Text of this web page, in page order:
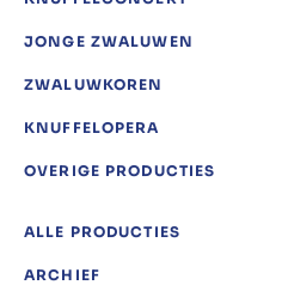
JONGE ZWALUWEN
ZWALUWKOREN
KNUFFELOPERA
OVERIGE PRODUCTIES
ALLE PRODUCTIES
ARCHIEF